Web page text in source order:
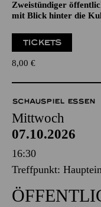
Zweistündiger
mit Blick hinter die
TICKETS
8,00 €
SCHAUSPIEL ESSEN
Mittwoch
07.10.2026
16:30
Treffpunkt: